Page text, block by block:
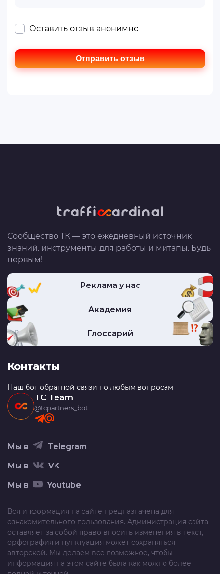
Оставить отзыв анонимно
Отправить отзыв
Сообщество ТК — это ежедневный источник
знаний, инструменты для работы и митапы. Будь
первым!
Реклама у нас
Академия
Глоссарий
Контакты
Наш бот обратной связи по любым вопросам
TC Team
@tcpartners_bot
Мы в Telegram
Мы в VK
Мы в Youtube
Вся информация на сайте предназначена для
ознакомительного пользования. Администрация сайта
оставляет за собой право вносить изменения в текст,
орфография и пунктуация может сохраняться
авторской. Мы делаем все возможное, чтобы
информация на этом сайте была как можно более